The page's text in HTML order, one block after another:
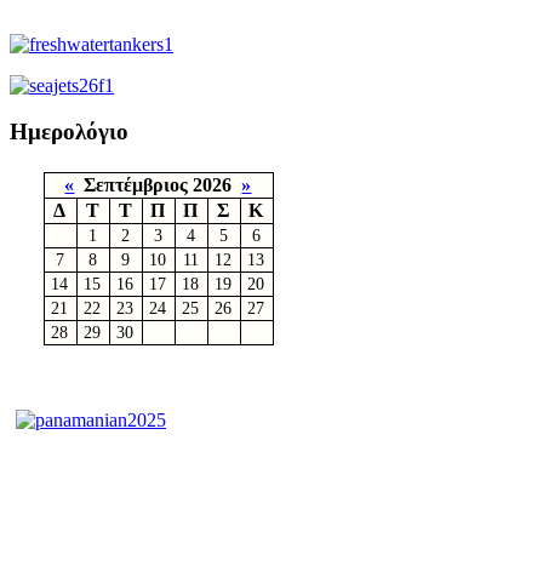
Ημερολόγιο
« Σεπτέμβριος 2026»
Δ
Τ Τ Π Π Σ Κ
1 2 3 4 5
6
7
8 9 10 11 12
13
14
15 16 17 18 19
20
21
22 23 24 25 26
27
28
29 30